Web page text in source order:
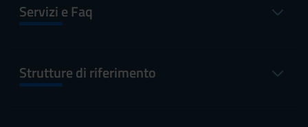
Servizi e Faq
Strutture di riferimento